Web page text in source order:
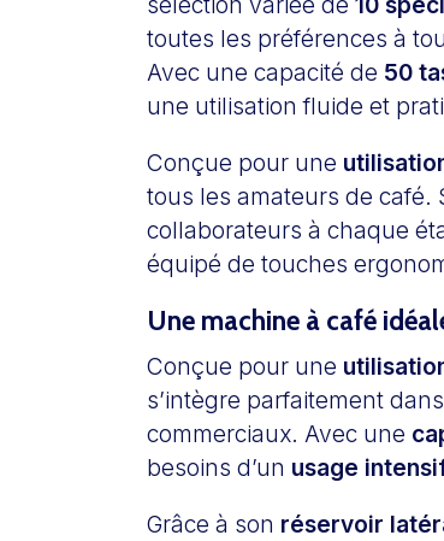
toutes les préférences à
Avec une capacité de 50
une utilisation fluide et
Conçue pour une
tous les amateurs de café.
collaborateurs à chaque
équipé de touches
Une machine à café
Conçue pour une
s’intègre parfaitement
commerciaux. Avec une
besoins d’un usage
Grâce à son réservoir